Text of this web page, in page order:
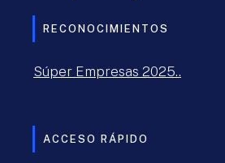
RECONOCIMIENTOS
Súper Empresas 2025..
ACCESO RÁPIDO